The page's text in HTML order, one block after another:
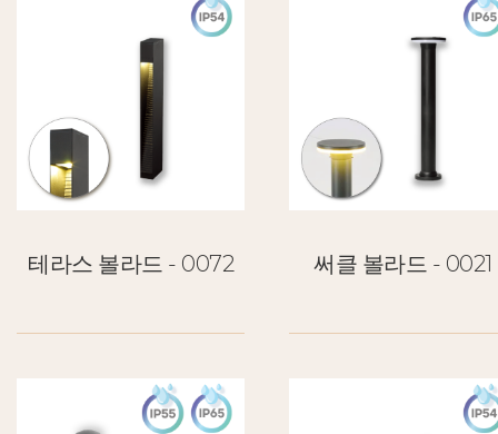
테라스 볼라드 - 0072 써클 볼라드 - 0021